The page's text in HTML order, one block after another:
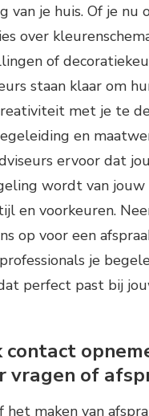
van je huis. Of je nu
over
of
staan klaar om
met je te
en
ervoor dat
wordt van jouw
en voorkeuren.
op voor een
je
perfect past bij
contact
vragen of
het maken van